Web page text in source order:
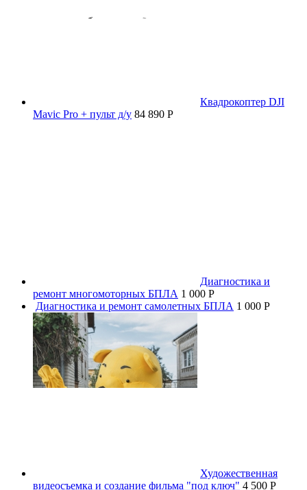
Квадрокоптер DJI
Mavic Pro + пульт д/у 84 890 P
Диагностика и
ремонт многомоторных БПЛА 1 000 P
Диагностика и ремонт самолетных БПЛА 1 000 P
Художественная
видеосъемка и создание фильма "под ключ" 4 500 P